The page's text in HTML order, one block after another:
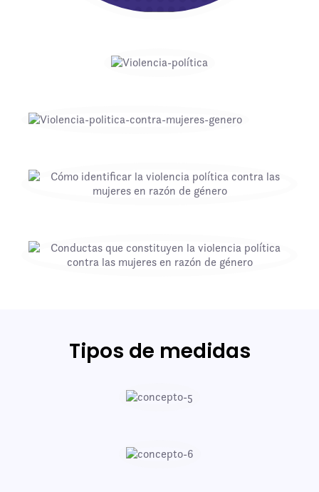
Tipos de medidas